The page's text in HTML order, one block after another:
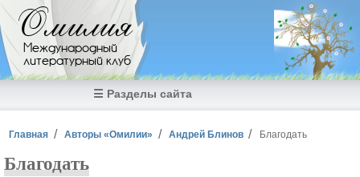
Перейти к основному содержанию
Омилия
Международный
литературный клуб
☰ Разделы сайта
Вы здесь
Главная Авторы «Омилии» Андрей Блинов Благодать
Благодать